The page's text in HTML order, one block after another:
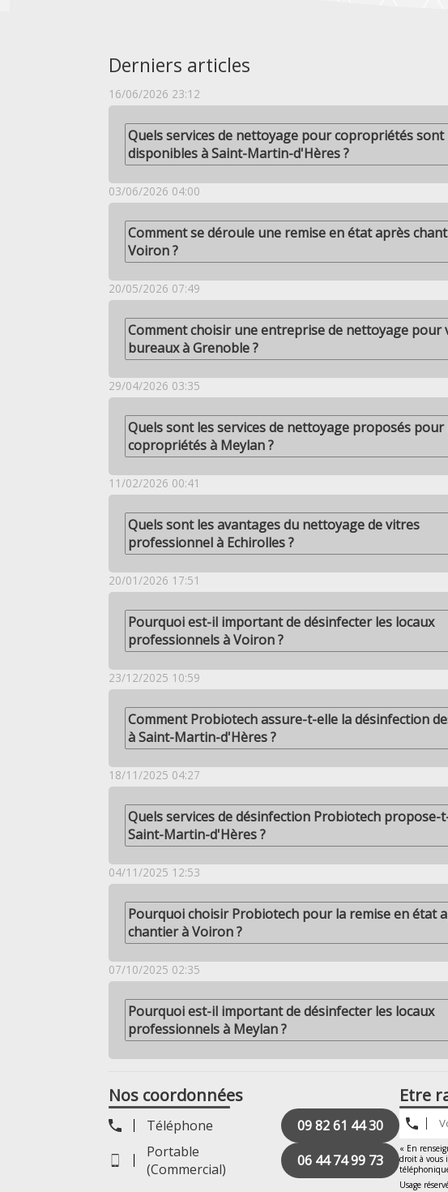
Derniers articles
16/06/2026 23:12
Quels services de nettoyage pour copropriétés sont
disponibles à Saint-Martin-d'Hères ?
03/06/2026 04:00
Comment se déroule une remise en état après
Voiron ?
20/05/2026 07:49
Comment choisir une entreprise de nettoyage pour
bureaux à Grenoble ?
29/04/2026 03:35
Quels sont les services de nettoyage proposés pour
copropriétés à Meylan ?
11/02/2026 00:41
Quels sont les avantages du nettoyage de vitres
professionnel à Echirolles ?
20/01/2026 17:51
Pourquoi est-il important de désinfecter les locaux
professionnels à Voiron ?
23/12/2025 10:59
Comment Probiotech assure-t-elle la désinfection
à Saint-Martin-d'Hères ?
18/11/2025 04:27
Quels services de désinfection Probiotech propose-
Saint-Martin-d'Hères ?
04/11/2025 12:53
Pourquoi choisir Probiotech pour la remise en état
chantier à Voiron ?
07/10/2025 02:35
Pourquoi est-il important de désinfecter les locaux
professionnels à Meylan ?
Nos coordonnées
Téléphone
09 82 61 44 30
Portable
(Commercial)
06 44 74 99 73
Etre
« En
droit à vous
Usage